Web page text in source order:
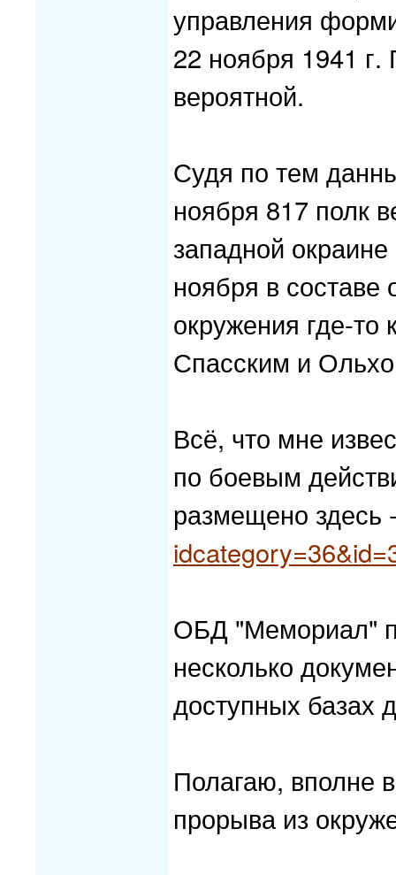
управления
22 ноября 1941
вероятной.
Судя по тем
ноября 817 полк
западной
ноября в составе
окружения где-то
Спасским и
Всё, что мне
по боевым
размещено здесь
ОБД "Мемориал"
несколько
доступных базах
Полагаю, вполне
прорыва из